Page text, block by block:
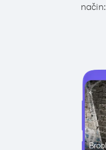
način: